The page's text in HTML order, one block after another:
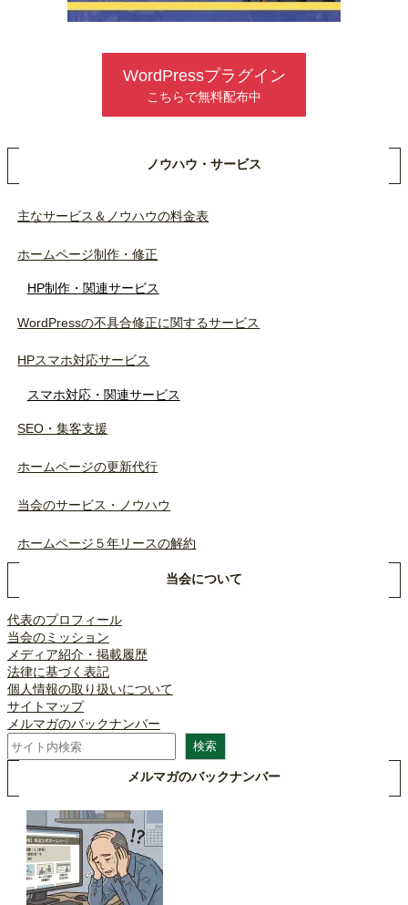
WordPressプラグイン
こちらで無料配布中
ノウハウ・サービス
主なサービス＆ノウハウの料金表
ホームページ制作・修正
HP制作・関連サービス
WordPressの不具合修正に関するサービス
HPスマホ対応サービス
スマホ対応・関連サービス
SEO・集客支援
ホームページの更新代行
当会のサービス・ノウハウ
ホームページ５年リースの解約
当会について
代表のプロフィール
当会のミッション
メディア紹介・掲載履歴
法律に基づく表記
個人情報の取り扱いについて
サイトマップ
メルマガのバックナンバー
検
索
検索
メルマガのバックナンバー